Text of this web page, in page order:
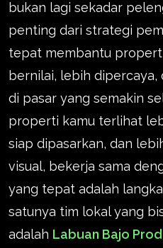
bukan lagi sekadar
penting dari strategi
tepat membantu
bernilai, lebih
di pasar yang semakin
properti kamu terlihat
siap dipasarkan, dan
visual, bekerja sama
yang tepat adalah
satunya tim lokal yang
adalah Labuan Bajo